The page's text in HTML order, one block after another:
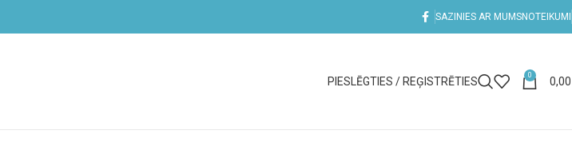
SAZINIES AR MUMSNOTEIKUMI
PIESLĒGTIES / REĢISTRĒTIES 0